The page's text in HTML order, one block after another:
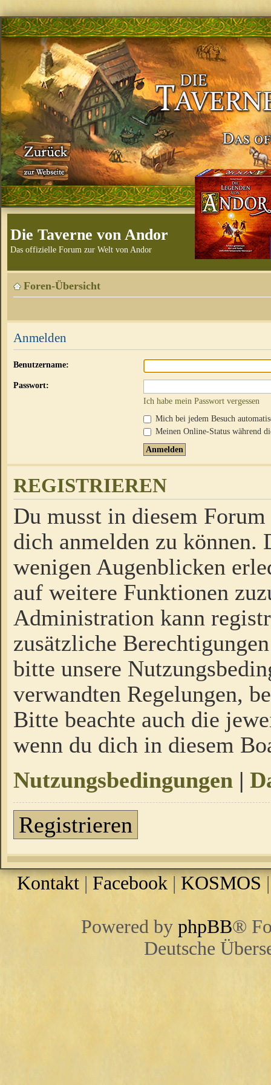
Die Taverne von Andor
Das offizielle Forum zur Welt von Andor
Foren-Übersicht
Anmelden
Benutzername:
Passwort:
Ich habe mein Passwort vergessen
Mich bei jedem Besuch
Meinen Online-Status während
REGISTRIEREN
Du musst in diesem
dich anmelden zu
wenigen Augenblicken
auf weitere Funktionen
Administration kann
zusätzliche
bitte unsere
verwandten Regelungen,
Bitte beachte auch die
wenn du dich in diesem
Nutzungsbedingungen |
Registrieren
Kontakt | Facebook |KOSMOS
Powered by phpBB®
Deutsche